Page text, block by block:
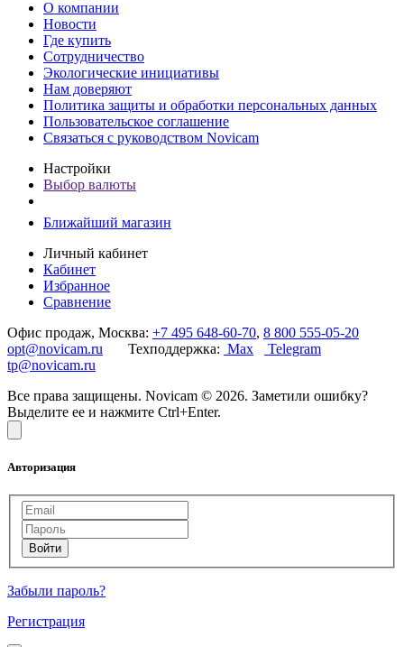
О компании
Новости
Где купить
Сотрудничество
Экологические инициативы
Нам доверяют
Политика защиты и обработки персональных данных
Пользовательское соглашение
Связаться с руководством Novicam
Настройки
Выбор валюты
Ближайший магазин
Личный кабинет
Кабинет
Избранное
Сравнение
Офис продаж, Москва: +7 495 648-60-70, 8 800 555-05-20
opt@novicam.ru Техподдержка: Max
Telegram
tp@novicam.ru
Все права защищены. Novicam © 2026. Заметили ошибку?
Выделите ее и нажмите Ctrl+Enter.
Авторизация
Забыли пароль?
Регистрация